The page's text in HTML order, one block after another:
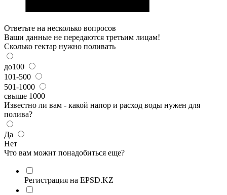
Ответьте на несколько вопросов
Ваши данные не передаются третьим лицам!
Сколько гектар нужно поливать
до100
101-500
501-1000
свыше 1000
Известно ли вам - какой напор и расход воды нужен для
полива?
Да
Нет
Что вам можнт понадобиться еще?
Регистрация на EPSD.KZ